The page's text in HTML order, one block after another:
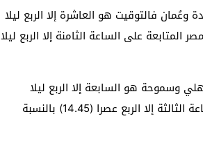
وعُمان فالتوقيت هو العاشرة إلا الربع ليلا
المتابعة على الساعة الثامنة إلا الربع ليلا
وسموحة هو السابعة إلا الربع ليلا
(18.45) بالنسبة للقاطنين في الجزائر وتونس والساعة الثالثة إلا الربع عصرا (14.45) بالنسبة